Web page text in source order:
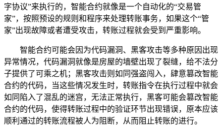
字协议”来执行的，智能合约就像是一个自动化的“交易管
家”，按照预设的规则和程序来处理转账事务，如果这个“管
家”出现故障或者遭受攻击，转账过程就会受到严重影响。
智能合约可能会因为代码漏洞、黑客攻击等多种原因出现
异常情况，代码漏洞就像是房屋的墙壁出现了裂缝，给不法分
子提供了可乘之机；黑客攻击则如同强盗闯入，肆意篡改智能
合约的代码，当这些情况发生时，转账指令在执行过程中就会
如同陷入了混乱的迷宫，无法正常执行，黑客可能会篡改智能
合约的代码，使得转账过程中的验证环节出现错误，原本应该
顺利通过的转账流程被人为阻断，从而阻止转账的进行。